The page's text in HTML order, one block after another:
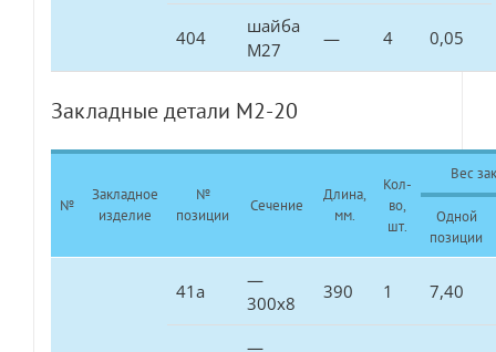
404
шайба
М27
— 4 0,05
Закладные детали М2-20
№
Закладное
изделие
№
позиции
Сечение
Длина,
мм.
Кол-
во,
шт.
Вес
Одной
позиции
41а
—
300х8
390 1 7,40
—